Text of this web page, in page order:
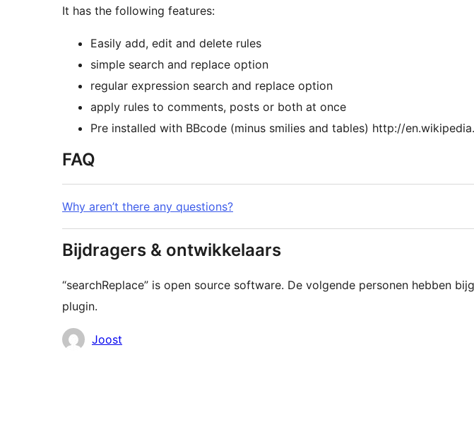
It has the following features:
Easily add, edit and delete rules
simple search and replace option
regular expression search and replace option
apply rules to comments, posts or both at once
Pre installed with BBcode (minus smilies and tables) http://
FAQ
Why aren’t there any questions?
Bijdragers & ontwikkelaars
“searchReplace” is open source software. De volgende personen hebben
plugin.
Bijdragers
Joost